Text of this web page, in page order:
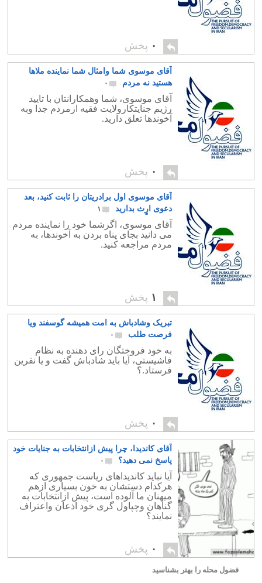
۰ پخش
آقای موسوی شما وامثال شما نماینده ملاها
هستید نه مردم
۰
آقای موسوی، شما وهمکارانتان با تایید
رژیم جنایتکارولایت فقیه ازمردم جدا وبه
آخوندها تعلق دارید.
۰ پخش
آقای موسوی اول برادریتان را ثابت کنید، بعد
دعوی ارٍث بدارید
۱
آقای موسوی، اگرشما خود را نماینده مردم
می دانید بجای پناه بردن به آخوندها، به
مردم مراجعه کنید.
۱ پخش
تبریک وشادباش به امت همیشه گوسفند ویا
فرصت طلب
۰
به خود فروختگان رای دهنده به نظام
فاشیستی، آیا باید شادباش گفت و یا نفرین
فرستاد.؟
۰ پخش
آقای کاندیدا، چرا پیش ازانتخابات به جنایات خود
پاسخ نمی دهید؟
۰
آیا نباید کاندیداهای ریاست جمهوری که
هرکدام دستشان به خون بسیاری ازهم
میهنان ما آلوده است، پیش ازانتخابات به
گناهان وچپاول گری خود اذعان واعتراف
نمایند؟
۰ پخش
فضول محله را بهتر بشناسید